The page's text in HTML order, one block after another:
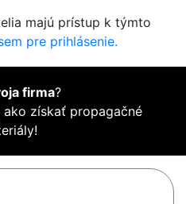
majú prístup k týmto
pre prihlásenie.
firma?
ako získať propagačné